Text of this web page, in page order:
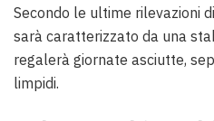
Secondo le ultime rilevazioni di
sarà caratterizzato da una
regalerà giornate asciutte,
limpidi.